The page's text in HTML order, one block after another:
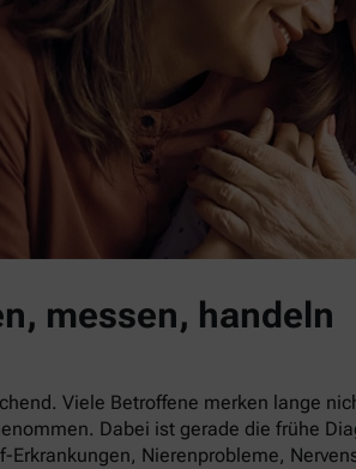
messen, handeln
Viele Betroffene merken lange
Dabei ist gerade die frühe
Nierenprobleme,